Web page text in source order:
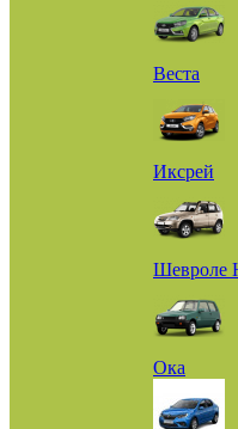
Веста
Иксрей
Шевроле
Ока